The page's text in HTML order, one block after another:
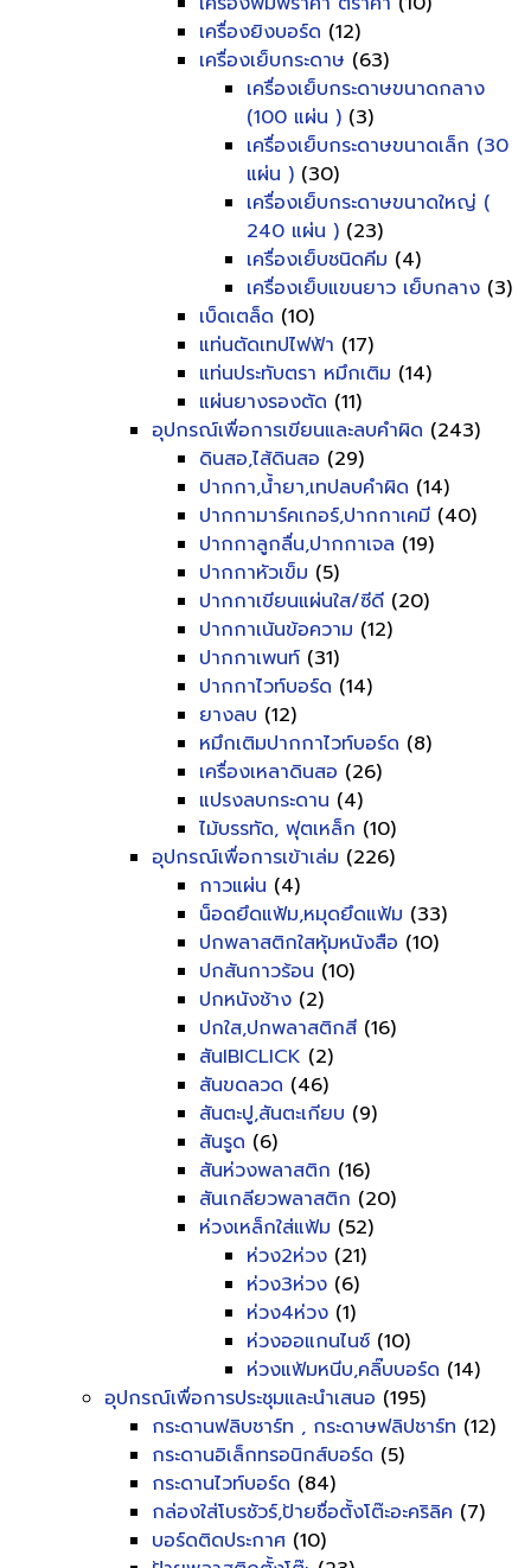
เครื่องยิงบอร์ด (12)
เครื่องเย็บกระดาษ (63)
เครื่องเย็บกระดาษขนาดกลาง
(100 แผ่น ) (3)
เครื่องเย็บกระดาษขนาดเล็ก (30
แผ่น ) (30)
เครื่องเย็บกระดาษขนาดใหญ่ (
240 แผ่น ) (23)
เครื่องเย็บชนิดคีม (4)
เครื่องเย็บแขนยาว เย็บกลาง (3)
เบ็ดเตล็ด (10)
แท่นตัดเทปไฟฟ้า (17)
แท่นประทับตรา หมึกเติม (14)
แผ่นยางรองตัด (11)
อุปกรณ์เพื่อการเขียนและลบคำผิด (243)
ดินสอ,ไส้ดินสอ (29)
ปากกา,น้ำยา,เทปลบคำผิด (14)
ปากกามาร์คเกอร์,ปากกาเคมี (40)
ปากกาลูกลื่น,ปากกาเจล (19)
ปากกาหัวเข็ม (5)
ปากกาเขียนแผ่นใส/ซีดี (20)
ปากกาเน้นข้อความ (12)
ปากกาเพนท์ (31)
ปากกาไวท์บอร์ด (14)
ยางลบ (12)
หมึกเติมปากกาไวท์บอร์ด (8)
เครื่องเหลาดินสอ (26)
แปรงลบกระดาน (4)
ไม้บรรทัด, ฟุตเหล็ก (10)
อุปกรณ์เพื่อการเข้าเล่ม (226)
กาวแผ่น (4)
น็อดยึดแฟ้ม,หมุดยึดแฟ้ม (33)
ปกพลาสติกใสหุ้มหนังสือ (10)
ปกสันกาวร้อน (10)
ปกหนังช้าง (2)
ปกใส,ปกพลาสติกสี (16)
สันIBICLICK (2)
สันขดลวด (46)
สันตะปู,สันตะเกียบ (9)
สันรูด (6)
สันห่วงพลาสติก (16)
สันเกลียวพลาสติก (20)
ห่วงเหล็กใส่แฟ้ม (52)
ห่วง2ห่วง (21)
ห่วง3ห่วง (6)
ห่วง4ห่วง (1)
ห่วงออแกนไนซ์ (10)
ห่วงแฟ้มหนีบ,คลิ๊บบอร์ด (14)
อุปกรณ์เพื่อการประชุมและนำเสนอ (195)
กระดานฟลิบชาร์ท , กระดาษฟลิปชาร์ท (12)
กระดานอิเล็กทรอนิกส์บอร์ด (5)
กระดานไวท์บอร์ด (84)
กล่องใส่โบรชัวร์,ป้ายชื่อตั้งโต๊ะอะคริลิค (7)
บอร์ดติดประกาศ (10)